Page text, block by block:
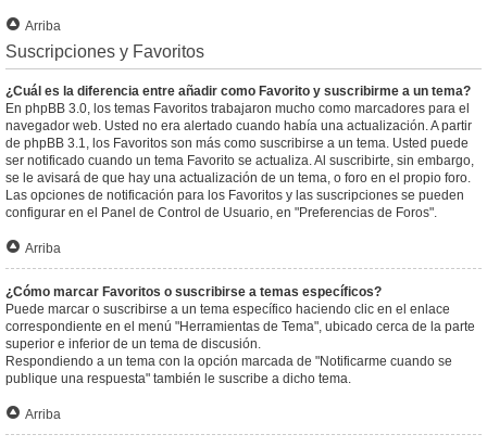
Arriba
Suscripciones y Favoritos
¿Cuál es la diferencia entre añadir como Favorito y suscribirme a un tema?
En phpBB 3.0, los temas Favoritos trabajaron mucho como marcadores para el
navegador web. Usted no era alertado cuando había una actualización. A partir
de phpBB 3.1, los Favoritos son más como suscribirse a un tema. Usted puede
ser notificado cuando un tema Favorito se actualiza. Al suscribirte, sin embargo,
se le avisará de que hay una actualización de un tema, o foro en el propio foro.
Las opciones de notificación para los Favoritos y las suscripciones se pueden
configurar en el Panel de Control de Usuario, en "Preferencias de Foros".
Arriba
¿Cómo marcar Favoritos o suscribirse a temas específicos?
Puede marcar o suscribirse a un tema específico haciendo clic en el enlace
correspondiente en el menú "Herramientas de Tema", ubicado cerca de la parte
superior e inferior de un tema de discusión.
Respondiendo a un tema con la opción marcada de "Notificarme cuando se
publique una respuesta" también le suscribe a dicho tema.
Arriba